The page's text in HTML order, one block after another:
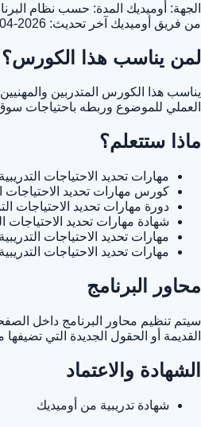
الجهة: أوميديك المدة: حسب نظام
من فريق أوميديك آخر تحديث: 2026-04-11
لمن يناسب هذا الكورس؟
يناسب هذا الكورس المتدربين
العملي للموضوع وربطه باحتياجات
ماذا ستتعلم؟
مهارات تحديد الاحتياجات
كورس مهارات تحديد الاحتياجات
دورة مهارات تحديد الاحتياجات
شهادة مهارات تحديد الاحتياجات
مهارات تحديد الاحتياجات
مهارات تحديد الاحتياجات
محاور البرنامج
سيتم تنظيم محاور البرنامج داخل
القديمة أو الحقول الجديدة التي
الشهادة والاعتماد
شهادة تدريبية من أوميديك